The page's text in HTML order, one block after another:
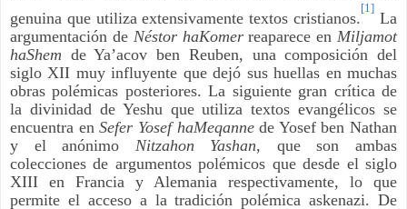
genuina que utiliza extensivamente textos cristianos.
[1]
La
argumentación de Néstor haKomerreaparece en Miljamot
haShem de Ya’acov ben Reuben, una composición del
siglo XII muy influyente que dejó sus huellas en muchas
obras polémicas posteriores. La siguiente gran crítica de
la divinidad de Yeshu que utiliza textos evangélicos se
encuentra enSefer Yosef haMeqannede Yosef ben Nathan
y el anónimo Nitzahon Yashan, que son ambas
colecciones de argumentos polémicos que desde el siglo
XIII en Francia y Alemania respectivamente, lo que
permite el acceso a la tradición polémica askenazi. De